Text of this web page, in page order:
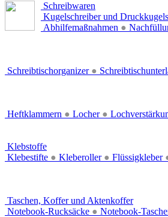
Schreibwaren
Kugelschreiber und
Abhilfemaßnahmen ●
Schreibtischorganizer ●
Heftklammern ● Locher ●
Klebstoffe
Klebestifte ● Kleberoller ● Flüssigkleber
Taschen, Koffer und Aktenkoffer
Notebook-Rucksäcke ● Notebook-